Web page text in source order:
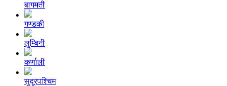
बागमती
गण्डकी
लुम्बिनी
कर्णाली
सुदूरपश्चिम